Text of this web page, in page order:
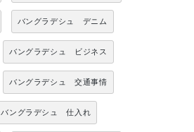
バングラデシュ デニム
バングラデシュ ビジネス
バングラデシュ 交通事情
バングラデシュ 仕入れ